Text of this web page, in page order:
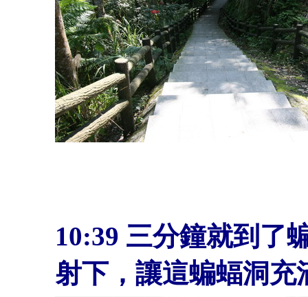
10:39 三分鐘就到了
射下，讓這蝙蝠洞充